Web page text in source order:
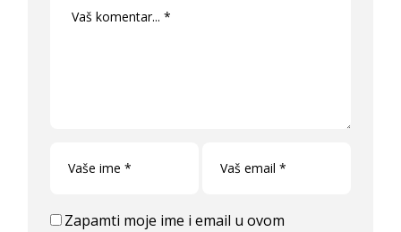
Zapamti moje ime i email u ovom